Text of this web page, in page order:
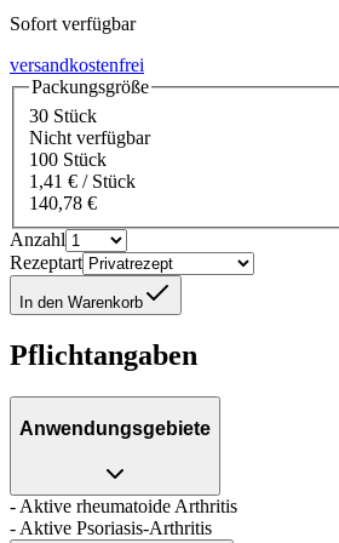
Sofort verfügbar
versandkostenfrei
Packungsgröße
30 Stück
Nicht verfügbar
100 Stück
1,41 € / Stück
140,78 €
Anzahl
Rezeptart
In den Warenkorb
Pflichtangaben
Anwendungsgebiete
- Aktive rheumatoide Arthritis
- Aktive Psoriasis-Arthritis